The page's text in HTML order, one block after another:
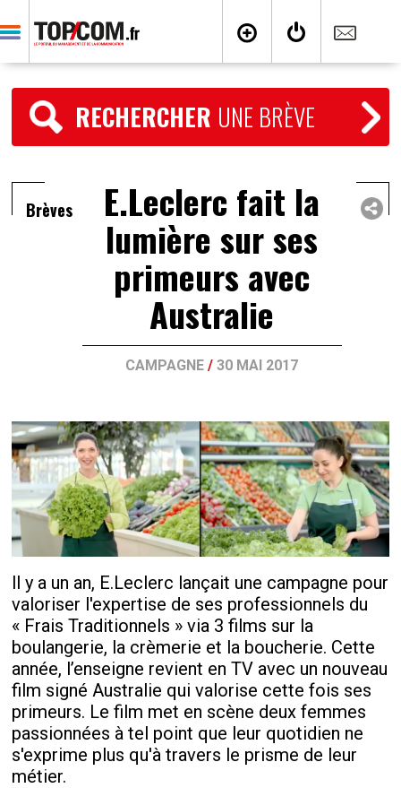
RECHERCHER UNE BRÈVE
Brèves E.Leclerc fait la
lumière sur ses
primeurs avec
Australie
CAMPAGNE /30 MAI 2017
ll y a un an, E.Leclerc lançait une campagne pour
valoriser l'expertise de ses professionnels du
« Frais Traditionnels » via 3 films sur la
boulangerie, la crèmerie et la boucherie. Cette
année, l’enseigne revient en TV avec un nouveau
film signé Australie qui valorise cette fois ses
primeurs. Le film met en scène deux femmes
passionnées à tel point que leur quotidien ne
s'exprime plus qu'à travers le prisme de leur
métier.